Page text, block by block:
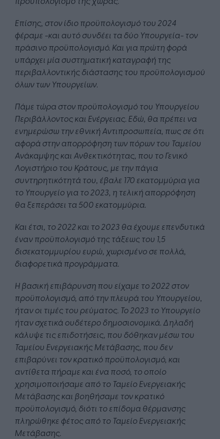
Επίσης, στον ίδιο προϋπολογισμό του 2024
φέραμε -και αυτό συνδέει τα δύο Υπουργεία- τον
πράσινο προϋπολογισμό. Και για πρώτη φορά
υπάρχει μία συστηματική καταγραφή της
περιβαλλοντικής διάστασης του προϋπολογισμού
όλων των Υπουργείων.
Πάμε τώρα στον προϋπολογισμό του Υπουργείου
Περιβάλλοντος και Ενέργειας. Εδώ, θα πρέπει να
ενημερώσω την εθνική Αντιπροσωπεία, πως σε ότι
αφορά στην απορρόφηση των πόρων του Ταμείου
Ανάκαμψης και Ανθεκτικότητας, που το Γενικό
Λογιστήριο του Κράτους, με την πάγια
συντηρητικότητά του, έβαλε 170 εκατομμύρια για
το Υπουργείο για το 2023, η τελική απορρόφηση
θα ξεπεράσει τα 500 εκατομμύρια.
Και έτσι, το 2022 και το 2023 θα έχουμε επενδυτικά
έναν προϋπολογισμό της τάξεως του 1,5
δισεκατομμυρίου ευρώ, χωρισμένο σε πολλά,
διαφορετικά προγράμματα.
Η βασική επιβάρυνση που είχαμε το 2022 στον
προϋπολογισμό, από την πλευρά του Υπουργείου,
ήταν οι τιμές του ρεύματος. Το 2023 το Υπουργείο
ήταν σχετικά ουδέτερο δημοσιονομικά. Δηλαδή
κάλυψε τις επιδοτήσεις, που δόθηκαν μέσω του
Ταμείου Ενεργειακής Μετάβασης, που δεν
επιβαρύνει τον κρατικό προϋπολογισμό, και
αντίθετα πήραμε και ένα ποσό, το οποίο
χρησιμοποιήσαμε από το Ταμείο Ενεργειακής
Μετάβασης και βοηθήσαμε τον κρατικό
προϋπολογισμό, διότι το επίδομα θέρμανσης
πληρώθηκε φέτος από το Ταμείο Ενεργειακής
Μετάβασης.